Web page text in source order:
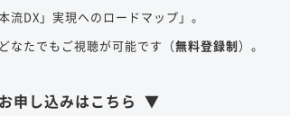
流DX」実現へのロードマップ」。
どなたでもご視聴が可能です（無料登録制）。
お申し込みはこちら ▼